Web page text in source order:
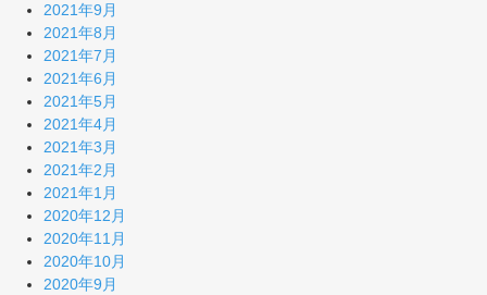
2021年9月
2021年8月
2021年7月
2021年6月
2021年5月
2021年4月
2021年3月
2021年2月
2021年1月
2020年12月
2020年11月
2020年10月
2020年9月